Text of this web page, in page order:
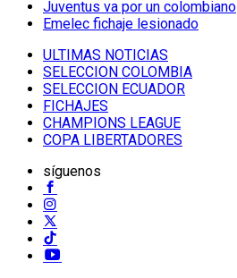
Juventus va por un colombiano
Emelec fichaje lesionado
ULTIMAS NOTICIAS
SELECCION COLOMBIA
SELECCION ECUADOR
FICHAJES
CHAMPIONS LEAGUE
COPA LIBERTADORES
síguenos